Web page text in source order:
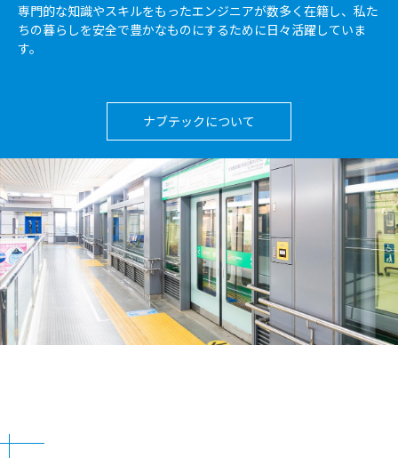
専門的な知識やスキルをもったエンジニアが数多く在籍し、私た
ちの暮らしを安全で豊かなものにするために日々活躍していま
す。
ナブテックについて